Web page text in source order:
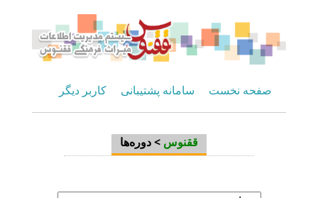
صفحه نخست سامانه پشتیبانی کاربر دیگر
ققنوس >دوره‌ها